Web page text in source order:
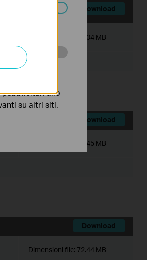
Download
72.04 MB
Download
72.45 MB
Download
Dimensioni file: 72.44 MB
essere
di
pubblicitari allo
su altri siti.